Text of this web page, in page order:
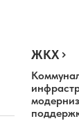
ЖКХ